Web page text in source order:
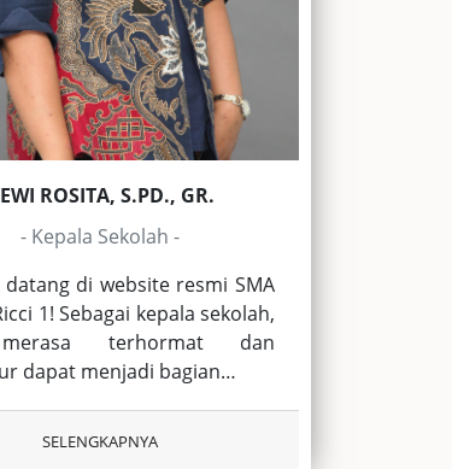
ROSITA, S.PD., GR.
- Kepala Sekolah -
datang di website resmi SMA
1! Sebagai kepala sekolah,
terhormat dan
dapat menjadi bagian…
SELENGKAPNYA